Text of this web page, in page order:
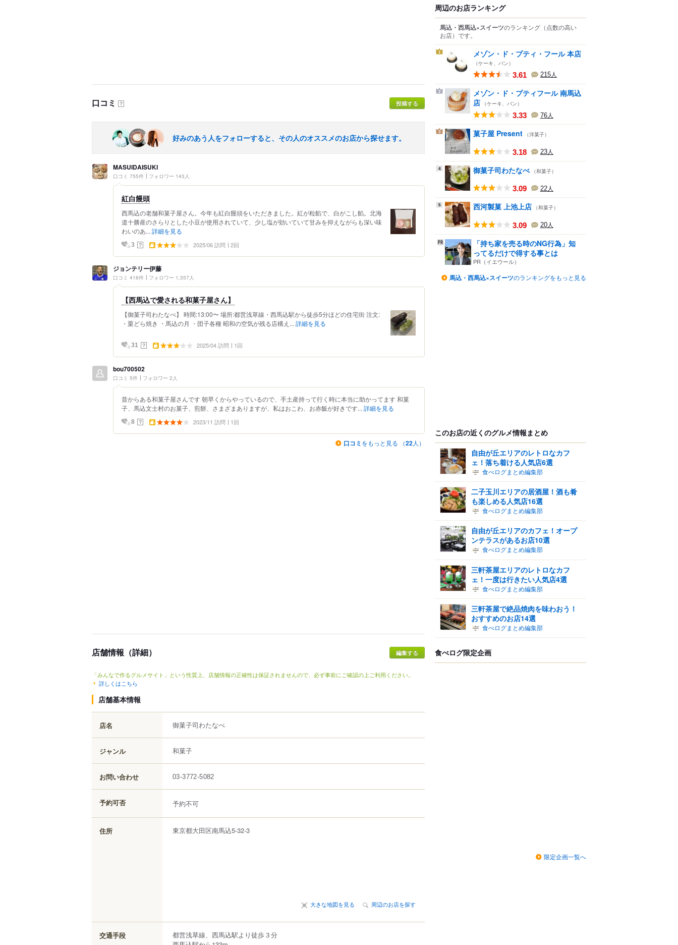
口コミ ？ 投稿する
好みのあう人をフォローすると、その人のオススメのお店から探せます。
MASUIDAISUKI
口コミ 755件 フォロワー 143人
紅白饅頭
西馬込の老舗和菓子屋さん。今年も紅白饅頭をいただきました。紅が粒餡で、白がこし餡。北海
道十勝産のさらりとした小豆が使用されていて、少し塩が効いていて甘みを抑えながらも深い味
わいのあ... 詳細を見る
3 ？ 2025/06 訪問 2回
ジョンテリー伊藤
口コミ 416件 フォロワー 1,357人
【西馬込で愛される和菓子屋さん】
【御菓子司わたなべ】 時間:13:00〜 場所:都営浅草線・西馬込駅から徒歩5分ほどの住宅街 注文:
・栗どら焼き ・馬込の月 ・団子各種 昭和の空気が残る店構え... 詳細を見る
31 ？ 2025/04 訪問 1回
bou700502
口コミ 5件 フォロワー 2人
昔からある和菓子屋さんです 朝早くからやっているので、手土産持って行く時に本当に助かってます 和菓
子、馬込文士村のお菓子、煎餅、さまざまありますが、私はおこわ、お赤飯が好きです... 詳細を見る
8 ？ 2023/11 訪問 1回
口コミ をもっと見る （22人）
店舗情報（詳細）
「みんなで作るグルメサイト」という性質上、店舗情報の正確性は保証されませんので、必ず事前にご確認の上ご利用ください。
詳しくはこちら
店舗基本情報
店名 御菓子司わたなべ
ジャンル 和菓子
お問い合わせ 03-3772-5082
予約可否 予約不可
住所 東京都大田区南馬込5-32-3
大きな地図を見る 周辺のお店を探す
交通手段
都営浅草線、西馬込駅より徒歩３分
周辺のお店ランキング
馬込・西馬込×スイーツのランキング （点数の高い
お店） です。
1 メゾン・ド・プティ・フール 本店
（ケーキ、パン）
3.61 215人
2
メゾン・ド・プティフール 南馬込
店 （ケーキ、パン）
3.33 76人
3 菓子屋 Present （洋菓子）
3.18 23人
4 御菓子司わたなべ （和菓子）
3.09 22人
5 西河製菓 上池上店 （和菓子）
3.09 20人
「持ち家を売る時のNG行為」知
ってるだけで得する事とは
PR（イエウール）
馬込・西馬込×スイーツのランキングをもっと見る
このお店の近くのグルメ情報まとめ
自由が丘エリアのレトロなカフ
ェ！落ち着ける人気店6選
食べログまとめ編集部
二子玉川エリアの居酒屋！酒も肴
も楽しめる人気店16選
食べログまとめ編集部
自由が丘エリアのカフェ！オープ
ンテラスがあるお店10選
食べログまとめ編集部
三軒茶屋エリアのレトロなカフ
ェ！一度は行きたい人気店4選
食べログまとめ編集部
三軒茶屋で絶品焼肉を味わおう！
おすすめのお店14選
食べログまとめ編集部
食べログ限定企画
限定企画一覧へ